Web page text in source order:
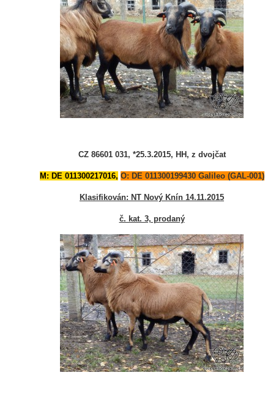
CZ 86601 031, *25.3.2015, HH, z dvojčat
M: DE 011300217016, O: DE 011300199430 Galileo (GAL-001)
Klasifikován: NT Nový Knín 14.11.2015
č. kat. 3, prodaný